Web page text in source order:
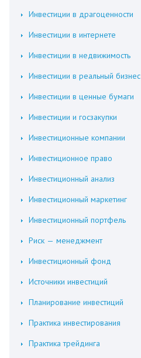
Инвестиции в драгоценности
Инвестиции в интернете
Инвестиции в недвижимость
Инвестиции в реальный бизнес
Инвестиции в ценные бумаги
Инвестиции и госзакупки
Инвестиционные компании
Инвестиционное право
Инвестиционный анализ
Инвестиционный маркетинг
Инвестиционный портфель
Риск — менеджмент
Инвестиционный фонд
Источники инвестиций
Планирование инвестиций
Практика инвестирования
Практика трейдинга